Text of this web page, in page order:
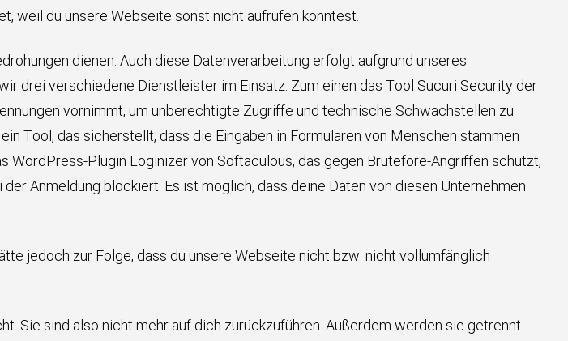
weil du unsere Webseite sonst nicht aufrufen könntest.
dienen. Auch diese Datenverarbeitung erfolgt aufgrund unseres
drei verschiedene Dienstleister im Einsatz. Zum einen das Tool Sucuri Security der
vornimmt, um unberechtigte Zugriffe und technische Schwachstellen zu
Tool, das sicherstellt, dass die Eingaben in Formularen von Menschen stammen
Plugin Loginizer von Softaculous, das gegen Brutefore-Angriffen schützt,
Anmeldung blockiert. Es ist möglich, dass deine Daten von diesen Unternehmen
jedoch zur Folge, dass du unsere Webseite nicht bzw. nicht vollumfänglich
Sie sind also nicht mehr auf dich zurückzuführen. Außerdem werden sie getrennt